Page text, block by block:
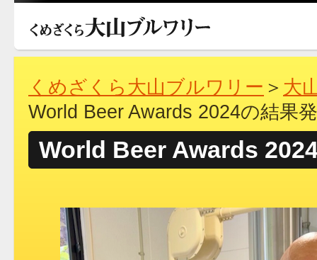
くめざくら大山ブルワリー ＞ 大
World Beer Awards 2024の結果
World Beer Awards